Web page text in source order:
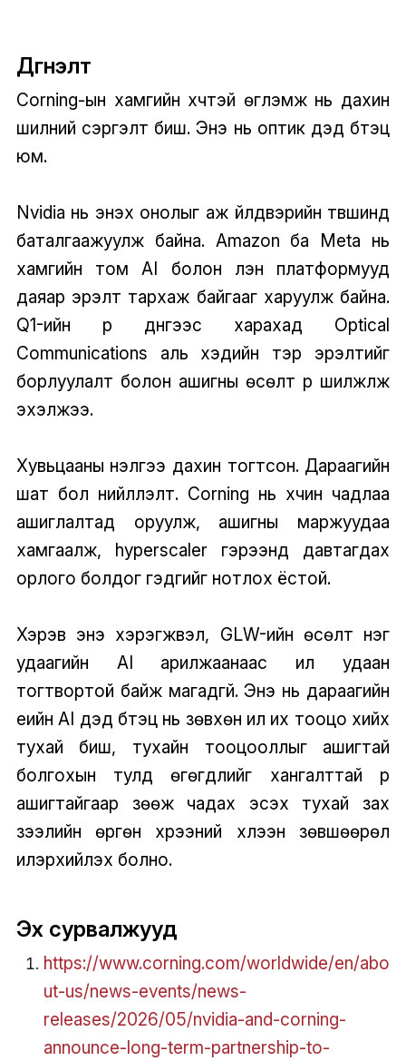
Дүгнэлт
Corning-ын хамгийн хүчтэй өгүүлэмж нь дахин
шилний сэргэлт биш. Энэ нь оптик дэд бүтэц
юм.
Nvidia нь энэхүү онолыг аж үйлдвэрийн түвшинд
баталгаажуулж байна. Amazon ба Meta нь
хамгийн том AI болон үүлэн платформууд
даяар эрэлт тархаж байгааг харуулж байна.
Q1-ийн үр дүнгээс харахад Optical
Communications аль хэдийн тэр эрэлтийг
борлуулалт болон ашигны өсөлт рүү шилжүүлж
эхэлжээ.
Хувьцааны үнэлгээ дахин тогтсон. Дараагийн
шат бол нийлүүлэлт. Corning нь хүчин чадлаа
ашиглалтад оруулж, ашигны маржуудаа
хамгаалж, hyperscaler гэрээнүүд давтагдах
орлого болдог гэдгийг нотлох ёстой.
Хэрэв энэ хэрэгжвэл, GLW-ийн өсөлт нэг
удаагийн AI арилжаанаас илүү удаан
тогтвортой байж магадгүй. Энэ нь дараагийн
үеийн AI дэд бүтэц нь зөвхөн илүү их тооцо хийх
тухай биш, тухайн тооцооллыг ашигтай
болгохын тулд өгөгдлийг хангалттай үр
ашигтайгаар зөөж чадах эсэх тухай зах
зээлийн өргөн хүрээний хүлээн зөвшөөрөл
илэрхийлэх болно.
Эх сурвалжууд
https://www.corning.com/worldwide/en/abo
ut-us/news-events/news-
releases/2026/05/nvidia-and-corning-
announce-long-term-partnership-to-